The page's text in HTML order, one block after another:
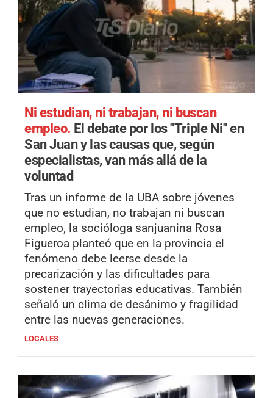
Ni estudian, ni trabajan, ni buscan
empleo. El debate por los "Triple Ni" en
San Juan y las causas que, según
especialistas, van más allá de la
voluntad
Tras un informe de la UBA sobre jóvenes
que no estudian, no trabajan ni buscan
empleo, la socióloga sanjuanina Rosa
Figueroa planteó que en la provincia el
fenómeno debe leerse desde la
precarización y las dificultades para
sostener trayectorias educativas. También
señaló un clima de desánimo y fragilidad
entre las nuevas generaciones.
LOCALES